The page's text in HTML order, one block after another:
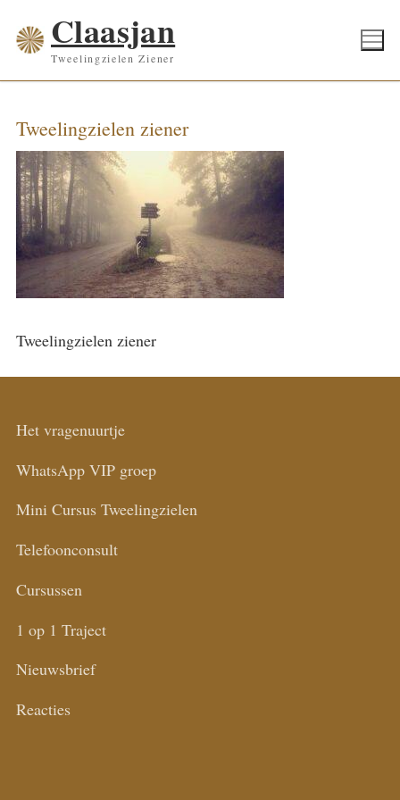
naar
Claasjan
Tweelingzielen Ziener
Tweelingzielen ziener
Tweelingzielen ziener
Het vragenuurtje
WhatsApp VIP groep
Mini Cursus Tweelingzielen
Telefoonconsult
Cursussen
1 op 1 Traject
Nieuwsbrief
Reacties